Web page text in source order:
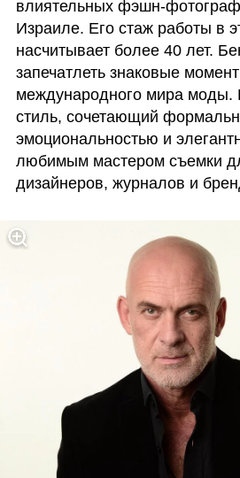
влиятельных фэшн-
Израиле. Его стаж работы в
насчитывает более 40 лет.
запечатлеть знаковые
международного мира моды.
стиль, сочетающий
эмоциональностью и
любимым мастером съемки
дизайнеров, журналов и